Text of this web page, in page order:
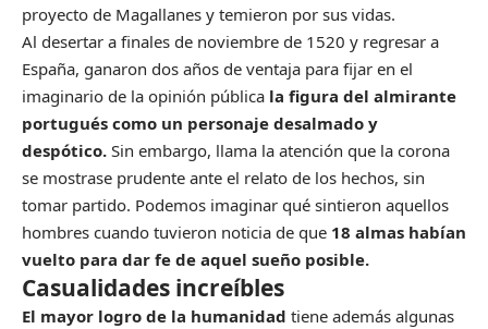
proyecto de Magallanes y temieron por sus vidas.
Al desertar a finales de noviembre de 1520 y regresar a
España, ganaron dos años de ventaja para fijar en el
imaginario de la opinión pública la figura del almirante
portugués como un personaje desalmado y
despótico. Sin embargo, llama la atención que la corona
se mostrase prudente ante el relato de los hechos, sin
tomar partido. Podemos imaginar qué sintieron aquellos
hombres cuando tuvieron noticia de que 18 almas habían
vuelto para dar fe de aquel sueño posible.
Casualidades increíbles
El mayor logro de la humanidad tiene además algunas